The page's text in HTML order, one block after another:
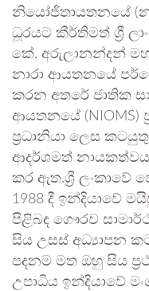
නියෝජිතායතනයේ
ධූරයට කීර්තිමත් ශ්‍රී
කේ. අරුලානන්දන්
නාරා ආයතනයේ
කරන අතරේ ජාතික
ආයතනයේ (NIOMS)
ප්‍රධානියා ලෙස
ආදර්ශමත්
කර ඇත.ශ්‍රී ලංකාවේ
1988 දී ඉන්දියාවේ
පිළිබඳ ගෞරව
සිය උසස් අධ්‍යාපන
පදනම මත ඔහු සිය
උපාධිය ඉන්දියාවේ